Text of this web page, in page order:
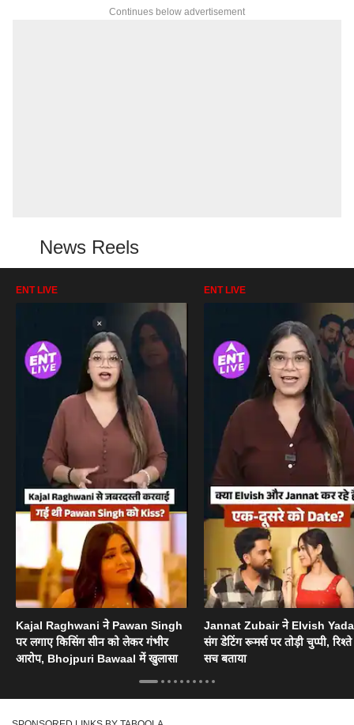
Continues below advertisement
News Reels
ENT LIVE
Kajal Raghwani ने Pawan Singh
पर लगाए किसिंग सीन को लेकर गंभीर
आरोप, Bhojpuri Bawaal में खुलासा
ENT LIVE
Jannat Zubair ने Elvish
संग डेटिंग रूमर्स पर तोड़ी चुप्पी,
सच बताया